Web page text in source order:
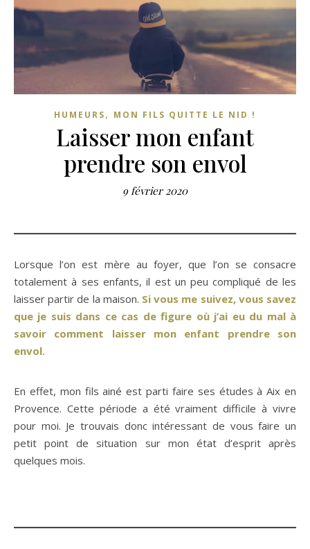
HUMEURS, MON FILS QUITTE LE NID !
Laisser mon enfant
prendre son envol
9 février 2020
Lorsque l’on est mère au foyer, que l’on se consacre
totalement à ses enfants, il est un peu compliqué de les
laisser partir de la maison. Si vous me suivez, vous savez
que je suis dans ce cas de figure où j’ai eu du mal à
savoir comment laisser mon enfant prendre son
envol.
En effet, mon fils ainé est parti faire ses études à Aix en
Provence. Cette période a été vraiment difficile à vivre
pour moi. Je trouvais donc intéressant de vous faire un
petit point de situation sur mon état d’esprit après
quelques mois.